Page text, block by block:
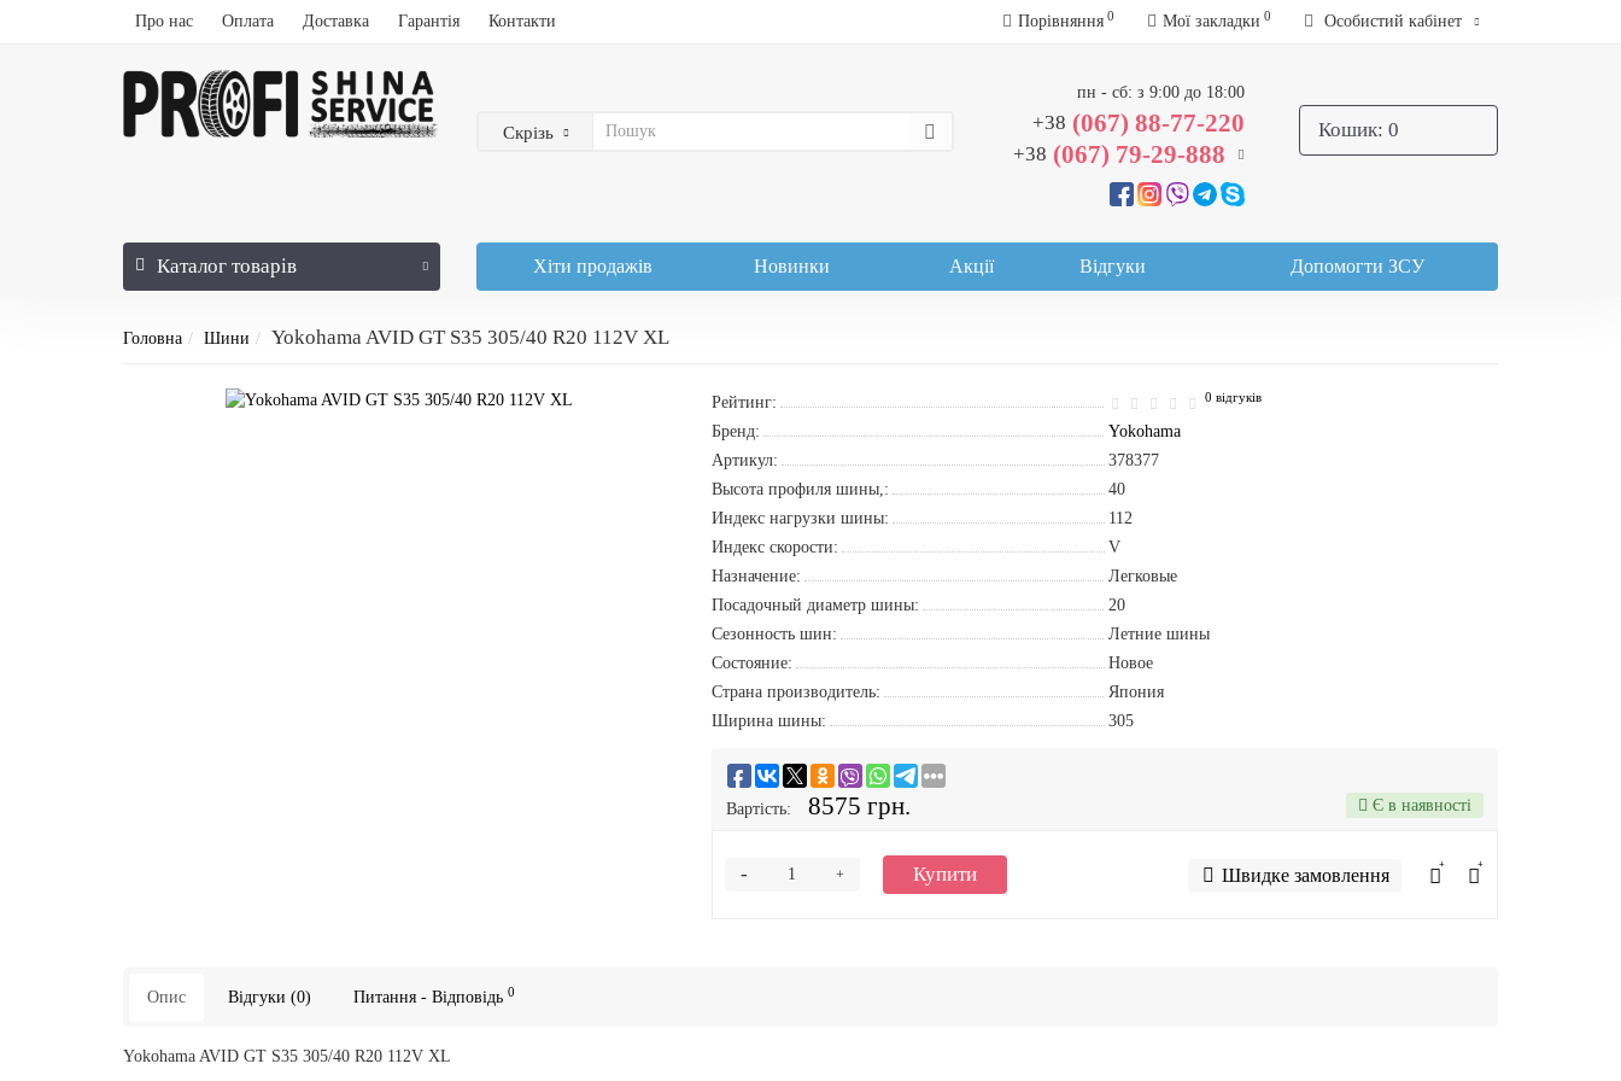
Про нас Оплата Доставка Гарантія Контакти Порівняння 0 Мої закладки 0 Особистий кабінет
Скрізь
пн - сб: з 9:00 до 18:00
+38 (067) 88-77-220
+38 (067) 79-29-888
Кошик: 0
Каталог товарів Хіти продажів Новинки Акції Відгуки Допомогти ЗСУ
Головна Шини Yokohama AVID GT S35 305/40 R20 112V XL
Рейтинг: 0 відгуків
Бренд:
Yokohama
Артикул:
378377
Высота профиля шины,:
40
Индекс нагрузки шины:
112
Индекс скорости:
V
Назначение:
Легковые
Посадочный диаметр шины:
20
Сезонность шин:
Летние шины
Состояние:
Новое
Страна производитель:
Япония
Ширина шины:
305
Вартість: 8575 грн. Є в наявності
+
- Купити Швидке замовлення
Опис Відгуки (0) Питання - Відповідь 0
Yokohama AVID GT S35 305/40 R20 112V XL